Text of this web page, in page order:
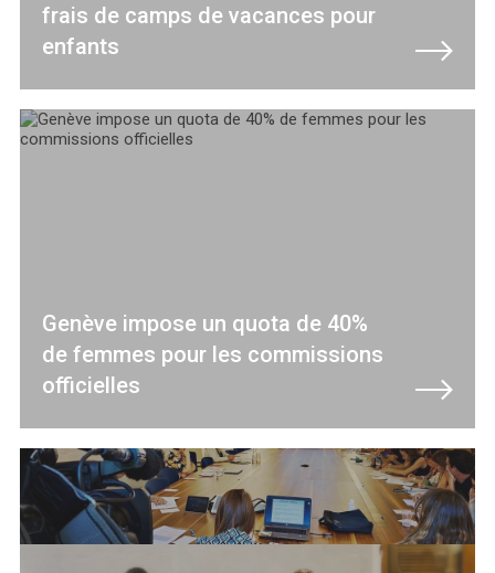
frais de camps de vacances pour
enfants
Genève impose un quota de 40%
de femmes pour les commissions
officielles